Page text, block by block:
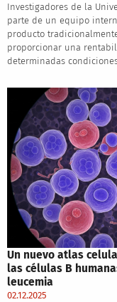
Investigadores de la
parte de un equipo
producto
proporcionar una
determinadas
Un nuevo atlas
las células B
leucemia
02.12.2025